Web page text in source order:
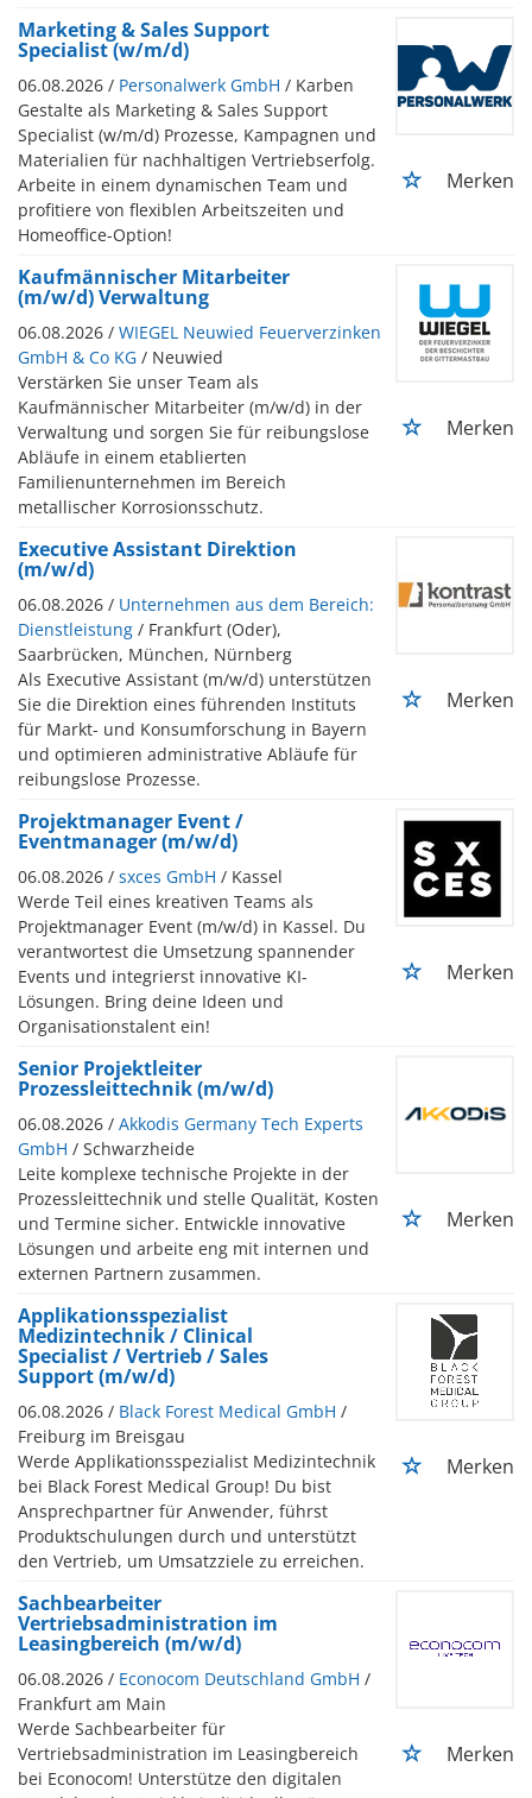
Marketing & Sales Support
Specialist (w/m/d)
06.08.2026 / Personalwerk GmbH / Karben
Gestalte als Marketing & Sales Support
Specialist (w/m/d) Prozesse, Kampagnen und
Materialien für nachhaltigen Vertriebserfolg.
Arbeite in einem dynamischen Team und
profitiere von flexiblen Arbeitszeiten und
Homeoffice-Option!
Merken
Kaufmännischer Mitarbeiter
(m/w/d) Verwaltung
06.08.2026 / WIEGEL Neuwied Feuerverzinken
GmbH & Co KG / Neuwied
Verstärken Sie unser Team als
Kaufmännischer Mitarbeiter (m/w/d) in der
Verwaltung und sorgen Sie für reibungslose
Abläufe in einem etablierten
Familienunternehmen im Bereich
metallischer Korrosionsschutz.
Merken
Executive Assistant Direktion
(m/w/d)
06.08.2026 / Unternehmen aus dem Bereich:
Dienstleistung / Frankfurt (Oder),
Saarbrücken, München, Nürnberg
Als Executive Assistant (m/w/d) unterstützen
Sie die Direktion eines führenden Instituts
für Markt- und Konsumforschung in Bayern
und optimieren administrative Abläufe für
reibungslose Prozesse.
Merken
Projektmanager Event /
Eventmanager (m/w/d)
06.08.2026 / sxces GmbH / Kassel
Werde Teil eines kreativen Teams als
Projektmanager Event (m/w/d) in Kassel. Du
verantwortest die Umsetzung spannender
Events und integrierst innovative KI-
Lösungen. Bring deine Ideen und
Organisationstalent ein!
Merken
Senior Projektleiter
Prozessleittechnik (m/w/d)
06.08.2026 / Akkodis Germany Tech Experts
GmbH / Schwarzheide
Leite komplexe technische Projekte in der
Prozessleittechnik und stelle Qualität, Kosten
und Termine sicher. Entwickle innovative
Lösungen und arbeite eng mit internen und
externen Partnern zusammen.
Merken
Applikationsspezialist
Medizintechnik / Clinical
Specialist / Vertrieb / Sales
Support (m/w/d)
06.08.2026 / Black Forest Medical GmbH /
Freiburg im Breisgau
Werde Applikationsspezialist Medizintechnik
bei Black Forest Medical Group! Du bist
Ansprechpartner für Anwender, führst
Produktschulungen durch und unterstützt
den Vertrieb, um Umsatzziele zu erreichen.
Merken
Sachbearbeiter
Vertriebsadministration im
Leasingbereich (m/w/d)
06.08.2026 / Econocom Deutschland GmbH /
Frankfurt am Main
Werde Sachbearbeiter für
Vertriebsadministration im Leasingbereich
bei Econocom! Unterstütze den digitalen
Merken